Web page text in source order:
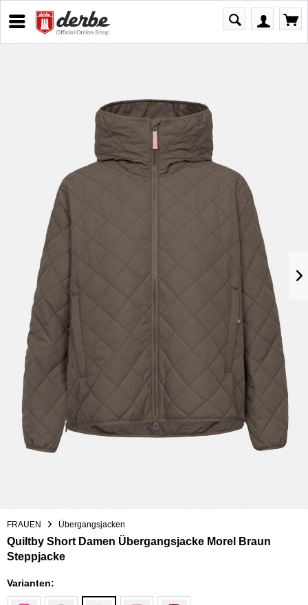
FRAUEN Übergangsjacken
Quiltby Short Damen Übergangsjacke Morel Braun
Steppjacke
Varianten: